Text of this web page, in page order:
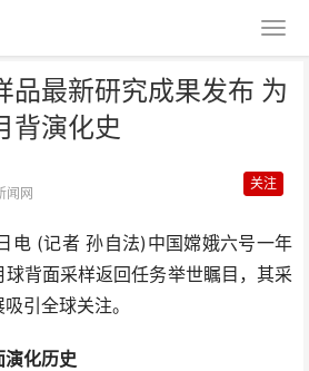
品最新研究成果发布 为
背演化史
闻网
关注
(记者 孙自法)中国嫦娥六号一年
背面采样返回任务举世瞩目，其采
引全球关注。
化历史
最新研究成果发
月背